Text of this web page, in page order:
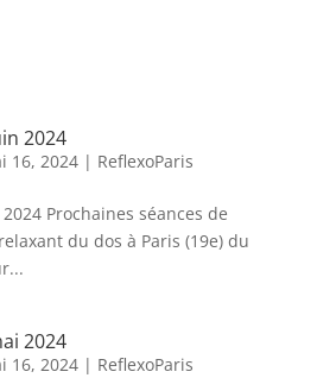
2024
16, 2024| ReflexoParis
Prochaines séances de
du dos à Paris (19e) du
2024
16, 2024| ReflexoParis